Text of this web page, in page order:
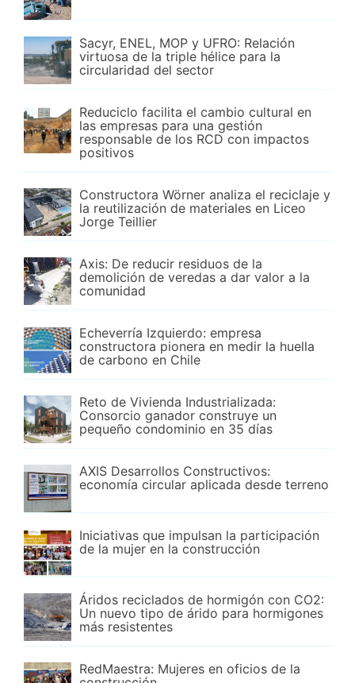
Sacyr, ENEL, MOP y UFRO: Relación
virtuosa de la triple hélice para la
circularidad del sector
Reduciclo facilita el cambio cultural en
las empresas para una gestión
responsable de los RCD con impactos
positivos
Constructora Wörner analiza el reciclaje y
la reutilización de materiales en Liceo
Jorge Teillier
Axis: De reducir residuos de la
demolición de veredas a dar valor a la
comunidad
Echeverría Izquierdo: empresa
constructora pionera en medir la huella
de carbono en Chile
Reto de Vivienda Industrializada:
Consorcio ganador construye un
pequeño condominio en 35 días
AXIS Desarrollos Constructivos:
economía circular aplicada desde terreno
Iniciativas que impulsan la participación
de la mujer en la construcción
Áridos reciclados de hormigón con CO2:
Un nuevo tipo de árido para hormigones
más resistentes
RedMaestra: Mujeres en oficios de la